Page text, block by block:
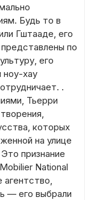
Будь то в
Гштааде, его
по
его
ноу-хау
.
Тьерри
которых
на улице
признание
National
— его выбрали